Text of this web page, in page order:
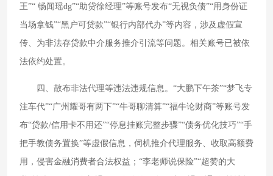
王”“ 畅闻瑶dg”“助贷徐经理”等账号发布“无视负债”“用身份证
当场拿钱”“黑户可贷款”“银行内部代办”等内容，涉及虚假宣
传、为非法存贷款中介服务推介引流等问题。相关账号已被依
法依约处置。
四、散布非法代理等违法违规信息。“大鹏下午茶”“梦飞专
注车代”“广州耀哥有两下”“牛哥聊清算”“福牛论财商”等账号发
布“贷款/信用卡不用还”“停息挂账完整步骤”“债务优化技巧”“手
把手教债务置换”等虚假信息，伺机推介代理服务、收取高额费
用，侵害金融消费者合法权益；“李老师说保险”“超赞的大